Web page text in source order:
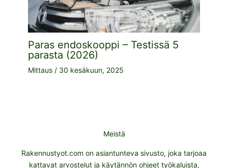
Paras endoskooppi – Testissä 5
parasta (2026)
Mittaus / 30 kesäkuun, 2025
Meistä
Rakennustyot.com on asiantunteva sivusto, joka tarjoaa
kattavat arvostelut ja käytännön ohjeet työkaluista,